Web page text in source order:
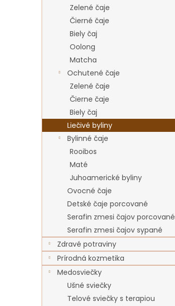
Zelené čaje
Čierné čaje
Biely čaj
Oolong
Matcha
Ochutené čaje
Zelené čaje
Čierne čaje
Biely čaj
Liečivé byliny
Bylinné čaje
Rooibos
Maté
Juhoamerické byliny
Ovocné čaje
Detské čaje porcované
Serafin zmesi čajov porcované
Serafin zmesi čajov sypané
Zdravé potraviny
Prírodná kozmetika
Medosviečky
Ušné sviečky
Telové sviečky s terapiou